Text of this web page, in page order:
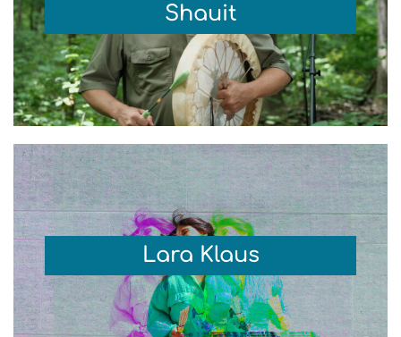
Shauit
Lara Klaus